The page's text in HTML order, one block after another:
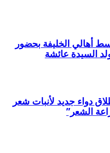
أهالي الخليفة بحضور
السيدة عائشة
دواء جديد لأنبات شعر
الشعر”